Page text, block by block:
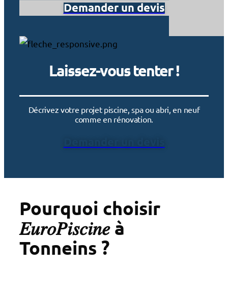
Demander un devis
Laissez-vous tenter !
Décrivez votre projet piscine, spa ou abri, en neuf
comme en rénovation.
Pourquoi choisir
𝐸𝑢𝑟𝑜𝑃𝑖𝑠𝑐𝑖𝑛𝑒 à
Tonneins ?